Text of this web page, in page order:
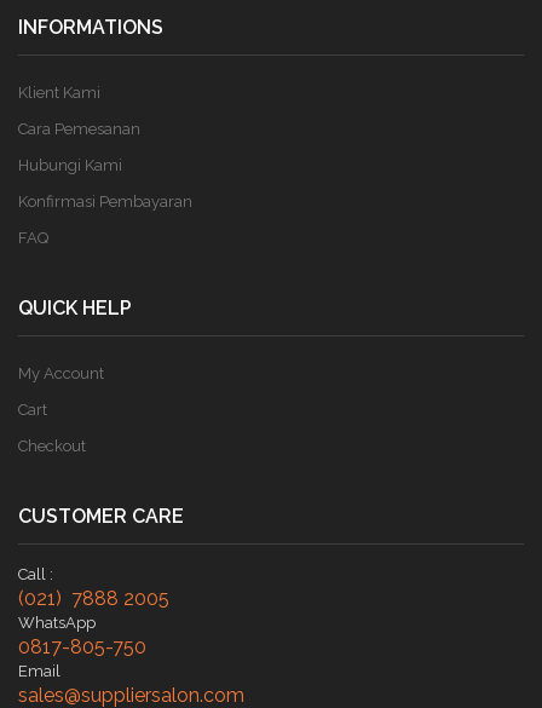
INFORMATIONS
Klient Kami
Cara Pemesanan
Hubungi Kami
Konfirmasi Pembayaran
FAQ
QUICK HELP
My Account
Cart
Checkout
CUSTOMER CARE
Call :
(021) 7888 2005
WhatsApp
0817-805-750
Email
sales@suppliersalon.com